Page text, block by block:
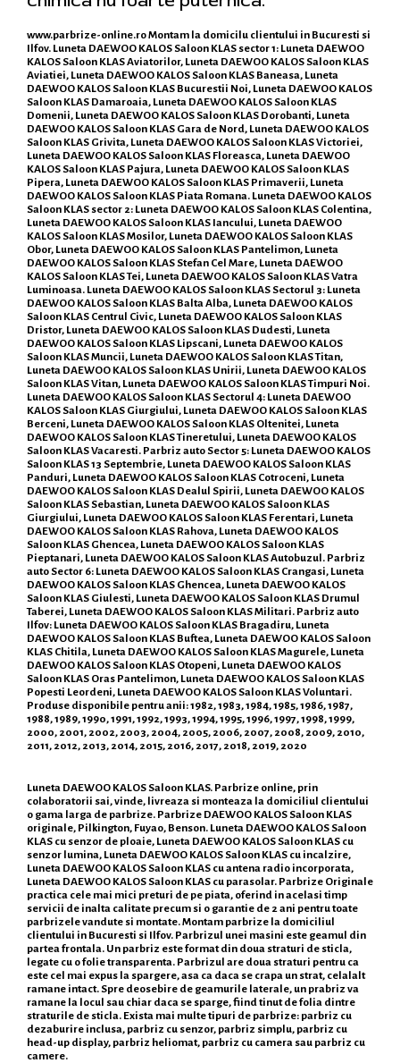
www.parbrize-online.roMontam la domicilu clientului in Bucuresti si
Ilfov. Luneta DAEWOO KALOS Saloon KLAS sector 1: Luneta DAEWOO
KALOS Saloon KLAS Aviatorilor, Luneta DAEWOO KALOS Saloon KLAS
Aviatiei, Luneta DAEWOO KALOS Saloon KLAS Baneasa, Luneta
DAEWOO KALOS Saloon KLAS Bucurestii Noi, Luneta DAEWOO KALOS
Saloon KLAS Damaroaia, Luneta DAEWOO KALOS Saloon KLAS
Domenii, Luneta DAEWOO KALOS Saloon KLAS Dorobanti, Luneta
DAEWOO KALOS Saloon KLAS Gara de Nord, Luneta DAEWOO KALOS
Saloon KLAS Grivita, Luneta DAEWOO KALOS Saloon KLAS Victoriei,
Luneta DAEWOO KALOS Saloon KLAS Floreasca, Luneta DAEWOO
KALOS Saloon KLAS Pajura, Luneta DAEWOO KALOS Saloon KLAS
Pipera, Luneta DAEWOO KALOS Saloon KLAS Primaverii, Luneta
DAEWOO KALOS Saloon KLAS Piata Romana. Luneta DAEWOO KALOS
Saloon KLAS sector 2: Luneta DAEWOO KALOS Saloon KLAS Colentina,
Luneta DAEWOO KALOS Saloon KLAS Iancului, Luneta DAEWOO
KALOS Saloon KLAS Mosilor, Luneta DAEWOO KALOS Saloon KLAS
Obor, Luneta DAEWOO KALOS Saloon KLAS Pantelimon, Luneta
DAEWOO KALOS Saloon KLAS Stefan Cel Mare, Luneta DAEWOO
KALOS Saloon KLAS Tei, Luneta DAEWOO KALOS Saloon KLAS Vatra
Luminoasa. Luneta DAEWOO KALOS Saloon KLAS Sectorul 3: Luneta
DAEWOO KALOS Saloon KLAS Balta Alba, Luneta DAEWOO KALOS
Saloon KLAS Centrul Civic, Luneta DAEWOO KALOS Saloon KLAS
Dristor, Luneta DAEWOO KALOS Saloon KLAS Dudesti, Luneta
DAEWOO KALOS Saloon KLAS Lipscani, Luneta DAEWOO KALOS
Saloon KLAS Muncii, Luneta DAEWOO KALOS Saloon KLAS Titan,
Luneta DAEWOO KALOS Saloon KLAS Unirii, Luneta DAEWOO KALOS
Saloon KLAS Vitan, Luneta DAEWOO KALOS Saloon KLAS Timpuri Noi.
Luneta DAEWOO KALOS Saloon KLAS Sectorul 4: Luneta DAEWOO
KALOS Saloon KLAS Giurgiului, Luneta DAEWOO KALOS Saloon KLAS
Berceni, Luneta DAEWOO KALOS Saloon KLAS Oltenitei, Luneta
DAEWOO KALOS Saloon KLAS Tineretului, Luneta DAEWOO KALOS
Saloon KLAS Vacaresti. Parbriz auto Sector 5: Luneta DAEWOO KALOS
Saloon KLAS 13 Septembrie, Luneta DAEWOO KALOS Saloon KLAS
Panduri, Luneta DAEWOO KALOS Saloon KLAS Cotroceni, Luneta
DAEWOO KALOS Saloon KLAS Dealul Spirii, Luneta DAEWOO KALOS
Saloon KLAS Sebastian, Luneta DAEWOO KALOS Saloon KLAS
Giurgiului, Luneta DAEWOO KALOS Saloon KLAS Ferentari, Luneta
DAEWOO KALOS Saloon KLAS Rahova, Luneta DAEWOO KALOS
Saloon KLAS Ghencea, Luneta DAEWOO KALOS Saloon KLAS
Pieptanari, Luneta DAEWOO KALOS Saloon KLAS Autobuzul. Parbriz
auto Sector 6: Luneta DAEWOO KALOS Saloon KLAS Crangasi, Luneta
DAEWOO KALOS Saloon KLAS Ghencea, Luneta DAEWOO KALOS
Saloon KLAS Giulesti, Luneta DAEWOO KALOS Saloon KLAS Drumul
Taberei, Luneta DAEWOO KALOS Saloon KLAS Militari. Parbriz auto
Ilfov: Luneta DAEWOO KALOS Saloon KLAS Bragadiru, Luneta
DAEWOO KALOS Saloon KLAS Buftea, Luneta DAEWOO KALOS Saloon
KLAS Chitila, Luneta DAEWOO KALOS Saloon KLAS Magurele, Luneta
DAEWOO KALOS Saloon KLAS Otopeni, Luneta DAEWOO KALOS
Saloon KLAS Oras Pantelimon, Luneta DAEWOO KALOS Saloon KLAS
Popesti Leordeni, Luneta DAEWOO KALOS Saloon KLAS Voluntari.
Produse disponibile pentru anii: 1982, 1983, 1984, 1985, 1986, 1987,
1988, 1989, 1990, 1991, 1992, 1993, 1994, 1995, 1996, 1997, 1998, 1999,
2000, 2001, 2002, 2003, 2004, 2005, 2006, 2007, 2008, 2009, 2010,
2011, 2012, 2013, 2014, 2015, 2016, 2017, 2018, 2019, 2020
Luneta DAEWOO KALOS Saloon KLAS. Parbrize online, prin
colaboratorii sai, vinde, livreaza si monteaza la domiciliul clientului
o gama larga de parbrize. Parbrize DAEWOO KALOS Saloon KLAS
originale, Pilkington, Fuyao, Benson. Luneta DAEWOO KALOS Saloon
KLAS cu senzor de ploaie, Luneta DAEWOO KALOS Saloon KLAS cu
senzor lumina, Luneta DAEWOO KALOS Saloon KLAS cu incalzire,
Luneta DAEWOO KALOS Saloon KLAS cu antena radio incorporata,
Luneta DAEWOO KALOS Saloon KLAS cu parasolar. Parbrize Originale
practica cele mai mici preturi de pe piata, oferind in acelasi timp
servicii de inalta calitate precum si o garantie de 2 ani pentru toate
parbrizele vandute si montate. Montam parbrize la domiciliul
clientului in Bucuresti si Ilfov. Parbrizul unei masini este geamul din
partea frontala. Un parbriz este format din doua straturi de sticla,
legate cu o folie transparenta. Parbrizul are doua straturi pentru ca
este cel mai expus la spargere, asa ca daca se crapa un strat, celalalt
ramane intact. Spre deosebire de geamurile laterale, un prabriz va
ramane la locul sau chiar daca se sparge, fiind tinut de folia dintre
straturile de sticla. Exista mai multe tipuri de parbrize: parbriz cu
dezaburire inclusa, parbriz cu senzor, parbriz simplu, parbriz cu
head-up display, parbriz heliomat, parbriz cu camera sau parbriz cu
camere.